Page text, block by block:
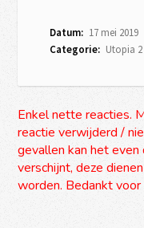
Datum: 17 mei 2019
Categorie: Utopia
Enkel nette reacties.
reactie verwijderd /
gevallen kan het
verschijnt, deze
worden. Bedankt voor